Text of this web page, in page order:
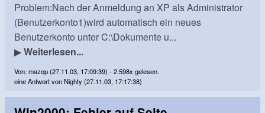
Problem:Nach der Anmeldung an XP als Administrator
(Benutzerkonto1)wird automatisch ein neues
Benutzerkonto unter C:\Dokumente u...
▶Weiterlesen...
Von: mazop (27.11.03, 17:09:39) - 2.598x gelesen.
eine Antwort von Nighty (27.11.03, 17:17:38)